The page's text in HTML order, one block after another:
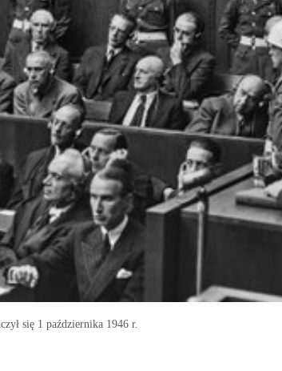
się 1 października 1946 r.